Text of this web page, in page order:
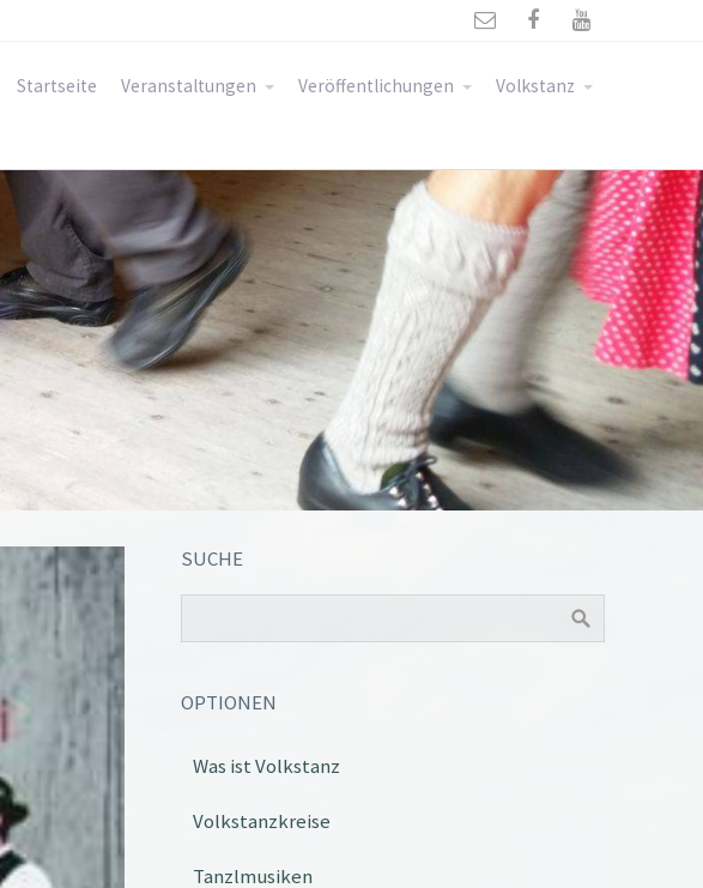
  
Startseite Veranstaltungen Veröffentlichungen Volkstanz
SUCHE
OPTIONEN
Was ist Volkstanz
Volkstanzkreise
Tanzlmusiken